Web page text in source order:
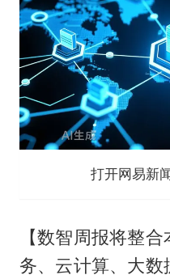
打开网易新
【数智周报将整
务、云计算、大